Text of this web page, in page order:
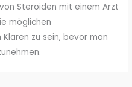
Steroiden mit einem Arzt
möglichen
Klaren zu sein, bevor man